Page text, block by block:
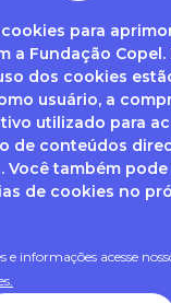
para
a Fundação Copel.
dos cookies
usuário, a
utilizado para
de conteúdos
Você também
de cookies no
e informações acesse
Privacidade de Dados e